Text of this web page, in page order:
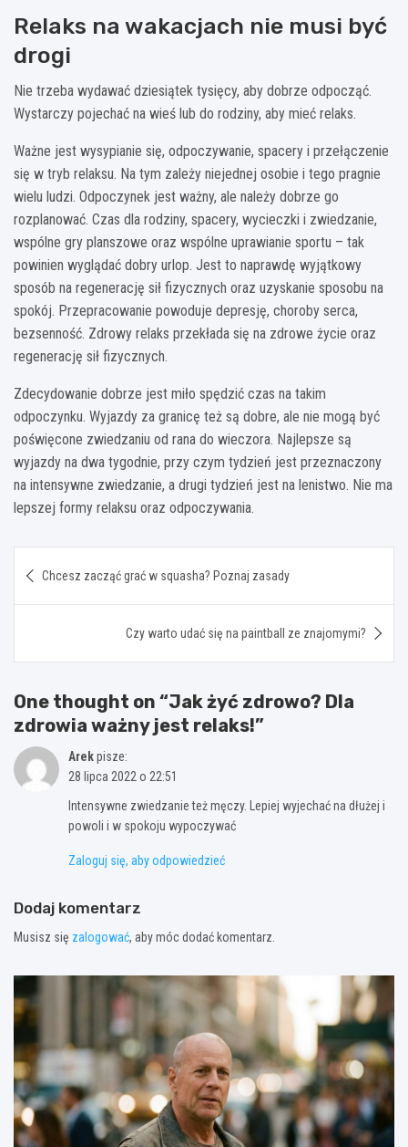
Relaks na wakacjach nie musi być
drogi
Nie trzeba wydawać dziesiątek tysięcy, aby dobrze odpocząć.
Wystarczy pojechać na wieś lub do rodziny, aby mieć relaks.
Ważne jest wysypianie się, odpoczywanie, spacery i przełączenie
się w tryb relaksu. Na tym zależy niejednej osobie i tego pragnie
wielu ludzi. Odpoczynek jest ważny, ale należy dobrze go
rozplanować. Czas dla rodziny, spacery, wycieczki i zwiedzanie,
wspólne gry planszowe oraz wspólne uprawianie sportu – tak
powinien wyglądać dobry urlop. Jest to naprawdę wyjątkowy
sposób na regenerację sił fizycznych oraz uzyskanie sposobu na
spokój. Przepracowanie powoduje depresję, choroby serca,
bezsenność. Zdrowy relaks przekłada się na zdrowe życie oraz
regenerację sił fizycznych.
Zdecydowanie dobrze jest miło spędzić czas na takim
odpoczynku. Wyjazdy za granicę też są dobre, ale nie mogą być
poświęcone zwiedzaniu od rana do wieczora. Najlepsze są
wyjazdy na dwa tygodnie, przy czym tydzień jest przeznaczony
na intensywne zwiedzanie, a drugi tydzień jest na lenistwo. Nie ma
lepszej formy relaksu oraz odpoczywania.
wpisu
Chcesz zacząć grać w squasha? Poznaj zasady
Czy warto udać się na paintball ze znajomymi?
One thought on “Jak żyć zdrowo? Dla
zdrowia ważny jest relaks!”
Arekpisze:
28 lipca 2022 o 22:51
Intensywne zwiedzanie też męczy. Lepiej wyjechać na dłużej i
powoli i w spokoju wypoczywać
Zaloguj się, aby odpowiedzieć
Dodaj komentarz
Musisz się zalogować, aby móc dodać komentarz.